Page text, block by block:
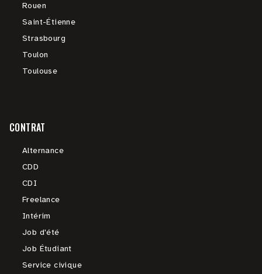
Rouen
Saint-Étienne
Strasbourg
Toulon
Toulouse
CONTRAT
Alternance
CDD
CDI
Freelance
Intérim
Job d'été
Job Étudiant
Service civique